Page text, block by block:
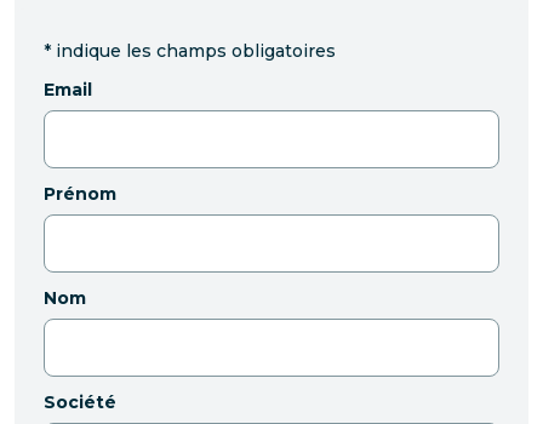
* indique les champs obligatoires
Email
Prénom
Nom
Société